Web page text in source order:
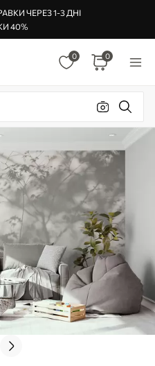
ЧЕРЕЗ 1-3 ДНІ
40%
0 0